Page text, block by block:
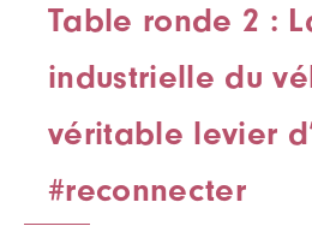
Table ronde 2 :
industrielle du
véritable levier
#reconnecter